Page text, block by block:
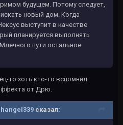
будущем. Потому следует,
новый дом. Когда
выступит в качестве
планируется выполнять
пути остальное
то хоть кто-то вспомнил
от Дрю.
сказал: